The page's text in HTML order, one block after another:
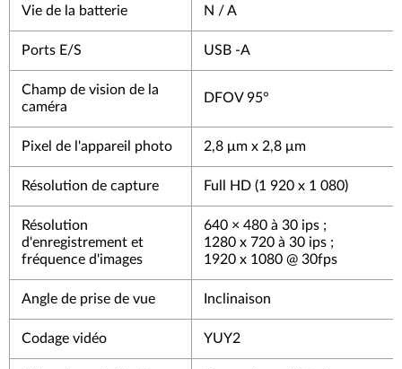
Vie de la batterie N / A
Ports E/S USB -A
Champ de vision de la
caméra
DFOV 95°
Pixel de l'appareil photo 2,8 μm x 2,8 μm
Résolution de capture Full HD (1 920 x 1 080)
Résolution
d'enregistrement et
fréquence d'images
640 × 480 à 30 ips ;
1280 x 720 à 30 ips ;
1920 x 1080 @ 30fps
Angle de prise de vue Inclinaison
Codage vidéo YUY2